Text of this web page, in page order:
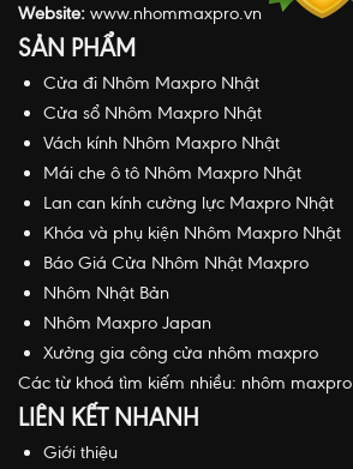
Website: www.nhommaxpro.vn
SẢN PHẨM
Cửa đi Nhôm Maxpro Nhật
Cửa sổ Nhôm Maxpro Nhật
Vách kính Nhôm Maxpro Nhật
Mái che ô tô Nhôm Maxpro Nhật
Lan can kính cường lực Maxpro Nhật
Khóa và phụ kiện Nhôm Maxpro Nhật
Báo Giá Cửa Nhôm Nhật Maxpro
Nhôm Nhật Bản
Nhôm Maxpro Japan
Xưởng gia công cửa nhôm maxpro
Các từ khoá tìm kiếm nhiều: nhôm maxpro
LIÊN KẾT NHANH
Giới thiệu